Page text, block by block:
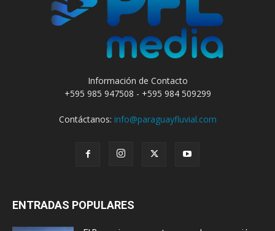
Información de Contacto
+595 985 947508 - +595 984 509299
Contáctanos: info@paraguayfluvial.com
ENTRADAS POPULARES